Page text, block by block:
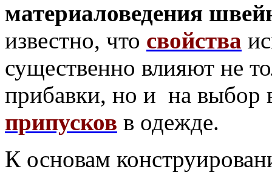
материаловедения
известно, что свойства
существенно влияют не
прибавки, но и на выбор
припусков в одежде.
К основам